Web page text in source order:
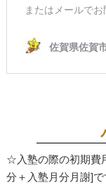
☆入塾の際の初期費
分＋入塾月分月謝]で